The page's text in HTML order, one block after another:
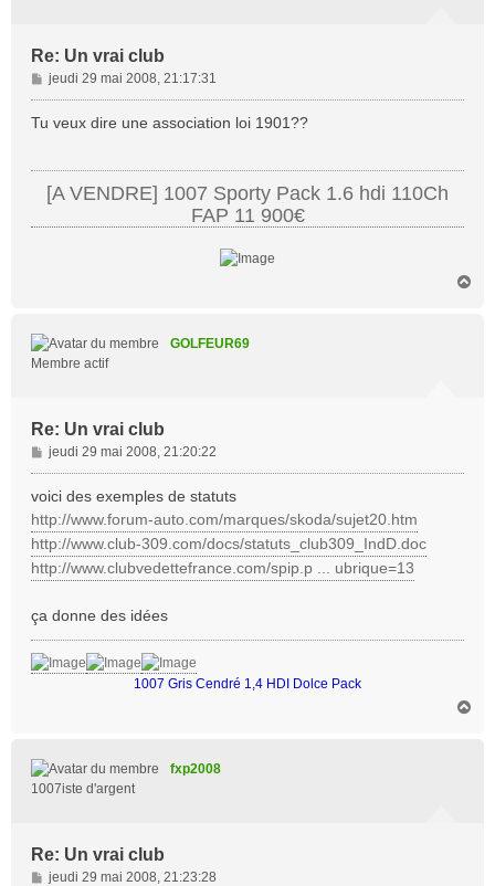
Re: Un vrai club
M
e
s
jeudi 29 mai 2008, 21:17:31
Tu veux dire une association loi 1901??
[A VENDRE] 1007 Sporty Pack 1.6 hdi 110Ch
FAP 11 900€
GOLFEUR69
Membre actif
Re: Un vrai club
M
e
s
a
g
e
jeudi 29 mai 2008, 21:20:22
voici des exemples de statuts
http://www.forum-auto.com/marques/skoda/sujet20.htm
http://www.club-309.com/docs/statuts_club309_IndD.doc
http://www.clubvedettefrance.com/spip.p ... ubrique=13
ça donne des idées
1007 Gris Cendré 1,4 HDI Dolce Pack
fxp2008
1007iste d'argent
Re: Un vrai club
M
jeudi 29 mai 2008, 21:23:28